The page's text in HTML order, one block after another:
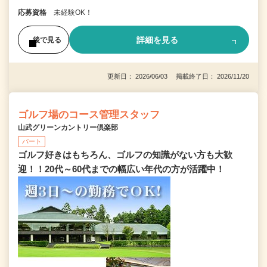
応募資格 未経験OK！
後で見る 詳細を見る
更新日： 2026/06/03 掲載終了日： 2026/11/20
ゴルフ場のコース管理スタッフ
山武グリーンカントリー倶楽部
パート
ゴルフ好きはもちろん、ゴルフの知識がない方も大歓
迎！！20代～60代までの幅広い年代の方が活躍中！